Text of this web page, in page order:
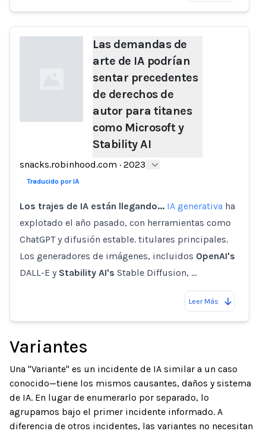
Las demandas de
arte de IA podrían
sentar precedentes
de derechos de
autor para titanes
como Microsoft y
Stability AI
snacks.robinhood.com · 2023
Traducido por IA
Los trajes de IA están llegando... IA generativa ha
explotado el año pasado, con herramientas como
ChatGPT y difusión estable. titulares principales.
Los generadores de imágenes, incluidos OpenAI's
DALL-E y Stability AI's Stable Diffusion, …
Leer Más
Variantes
Una "Variante" es un incidente de IA similar a un caso
conocido—tiene los mismos causantes, daños y sistema
de IA. En lugar de enumerarlo por separado, lo
agrupamos bajo el primer incidente informado. A
diferencia de otros incidentes, las variantes no necesitan